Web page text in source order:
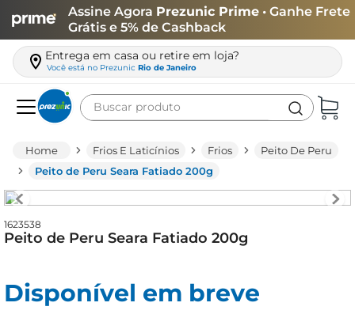
Assine Agora Prezunic Prime • Ganhe Frete
Grátis e 5% de Cashback
Entrega em casa ou retire em loja?
Você está no Prezunic Rio de Janeiro
Buscar produto
Frios E Laticínios Frios
Peito De Peru
Peito de Peru Seara Fatiado 200g
1623538
Peito de Peru Seara Fatiado 200g
Disponível em breve
leite
queijo
azeite